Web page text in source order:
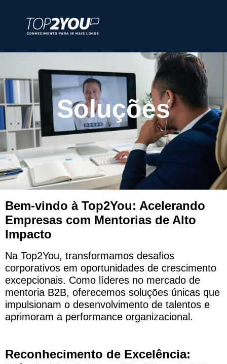
Soluções
Bem-vindo à Top2You: Acelerando
Empresas com Mentorias de Alto
Impacto
Na Top2You, transformamos desafios
corporativos em oportunidades de crescimento
excepcionais. Como líderes no mercado de
mentoria B2B, oferecemos soluções únicas que
impulsionam o desenvolvimento de talentos e
aprimoram a performance organizacional.
Reconhecimento de Excelência: